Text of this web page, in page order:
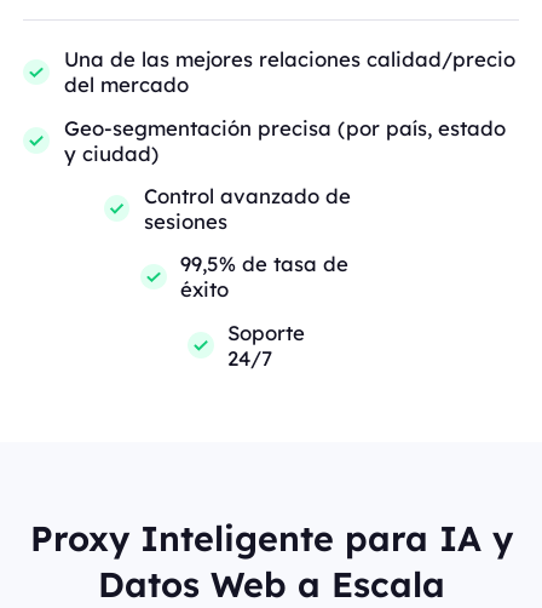
Una de las mejores relaciones calidad/precio
del mercado
Geo-segmentación precisa (por país, estado
y ciudad)
Control avanzado de
sesiones
99,5% de tasa de
éxito
Soporte
24/7
Proxy Inteligente para IA y
Datos Web a Escala